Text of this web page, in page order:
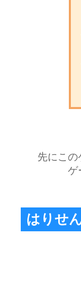
先にこ
ゲ
はりせ